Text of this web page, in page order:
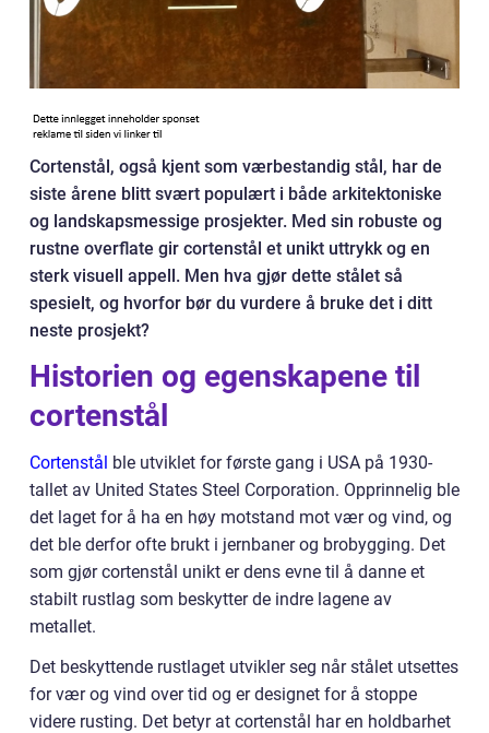
Cortenstål, også kjent som værbestandig stål, har de
siste årene blitt svært populært i både arkitektoniske
og landskapsmessige prosjekter. Med sin robuste og
rustne overflate gir cortenstål et unikt uttrykk og en
sterk visuell appell. Men hva gjør dette stålet så
spesielt, og hvorfor bør du vurdere å bruke det i ditt
neste prosjekt?
Historien og egenskapene til
cortenstål
Cortenstål ble utviklet for første gang i USA på 1930-
tallet av United States Steel Corporation. Opprinnelig ble
det laget for å ha en høy motstand mot vær og vind, og
det ble derfor ofte brukt i jernbaner og brobygging. Det
som gjør cortenstål unikt er dens evne til å danne et
stabilt rustlag som beskytter de indre lagene av
metallet.
Det beskyttende rustlaget utvikler seg når stålet utsettes
for vær og vind over tid og er designet for å stoppe
videre rusting. Det betyr at cortenstål har en holdbarhet